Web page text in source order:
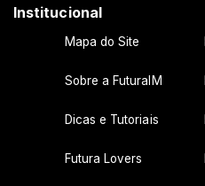
Institucional
Mapa do Site
Sobre a FuturaIM
Dicas e Tutoriais
Futura Lovers